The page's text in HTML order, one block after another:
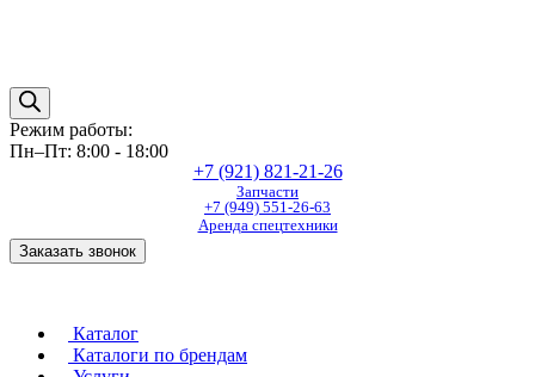
Режим работы:
Пн–Пт: 8:00 - 18:00
+7 (921) 821-21-26
Запчасти
+7 (949) 551-26-63
Аренда спецтехники
Заказать звонок
Каталог
Каталоги по брендам